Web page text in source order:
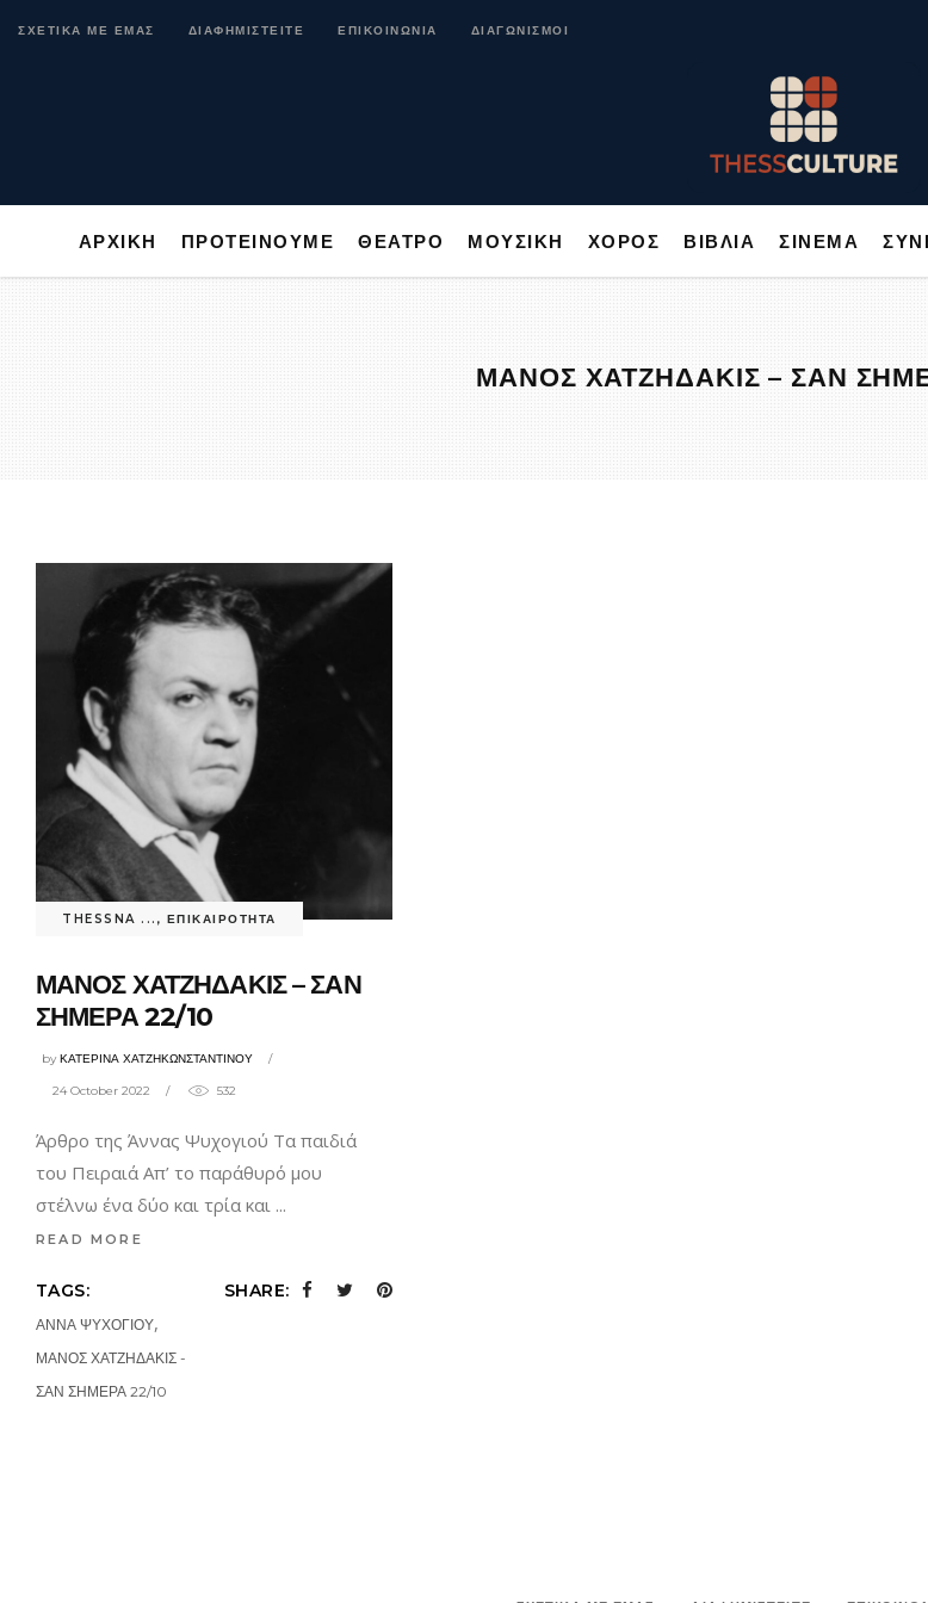
ΣΧΕΤΙΚΑ ΜΕ ΕΜΑΣ ΔΙΑΦΗΜΙΣΤΕΙΤΕ ΕΠΙΚΟΙΝΩΝΙΑ ΔΙΑΓΩΝΙΣΜΟΙ
ΑΡΧΙΚΗ ΠΡΟΤΕΙΝΟΥΜΕ ΘΕΑΤΡΟ ΜΟΥΣΙΚΗ ΧΟΡΟΣ ΒΙΒΛΙΑ ΣΙΝΕΜΑ
ΑΡΧΙΚΗ ΠΡΟΤΕΙΝΟΥΜΕ ΘΕΑΤΡΟ ΜΟΥΣΙΚΗ
ΜΑΝΟΣ ΧΑΤΖΗΔΑΚΙΣ – ΣΑΝ
THESSNA ... , ΕΠΙΚΑΙΡΟΤΗΤΑ
ΜΑΝΟΣ ΧΑΤΖΗΔΑΚΙΣ – ΣΑΝ
ΣΗΜΕΡΑ 22/10
byΚΑΤΕΡΙΝΑ ΧΑΤΖΗΚΩΝΣΤΑΝΤΙΝΟΥ
24 October 2022 532
Άρθρο της Άννας Ψυχογιού Τα παιδιά
του Πειραιά Aπ’ το παράθυρό μου
στέλνω ένα δύο και τρία και
READ MORE
TAGS:
ΑΝΝΑ ΨΥΧΟΓΙΟΥ,
ΜΑΝΟΣ ΧΑΤΖΗΔΑΚΙΣ -
ΣΑΝ ΣΗΜΕΡΑ 22/10
SHARE: